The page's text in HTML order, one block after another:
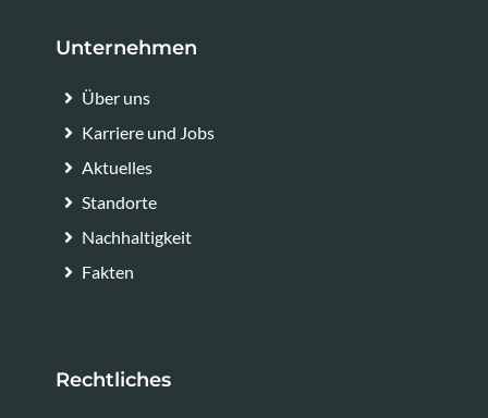
Unternehmen
Über uns
Karriere und Jobs
Aktuelles
Standorte
Nachhaltigkeit
Fakten
Rechtliches